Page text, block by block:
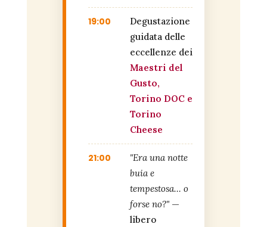
19:00
Degustazione
guidata delle
eccellenze dei
Maestri del
Gusto,
Torino DOC e
Torino
Cheese
21:00
"Era una notte
buia e
tempestosa… o
forse no?"—
libero